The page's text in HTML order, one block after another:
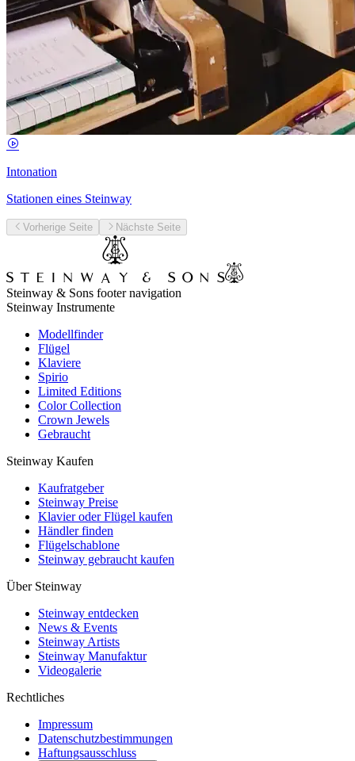
Intonation
Stationen eines Steinway
Vorherige Seite Nächste Seite
Steinway & Sons footer navigation
Steinway Instrumente
Modellfinder
Flügel
Klaviere
Spirio
Limited Editions
Color Collection
Crown Jewels
Gebraucht
Steinway Kaufen
Kaufratgeber
Steinway Preise
Klavier oder Flügel kaufen
Händler finden
Flügelschablone
Steinway gebraucht kaufen
Über Steinway
Steinway entdecken
News & Events
Steinway Artists
Steinway Manufaktur
Videogalerie
Rechtliches
Impressum
Datenschutzbestimmungen
Haftungsausschluss